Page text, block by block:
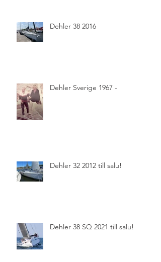
Dehler 38 2016
Dehler Sverige 1967 -
Dehler 32 2012 till salu!
Dehler 38 SQ 2021 till salu!